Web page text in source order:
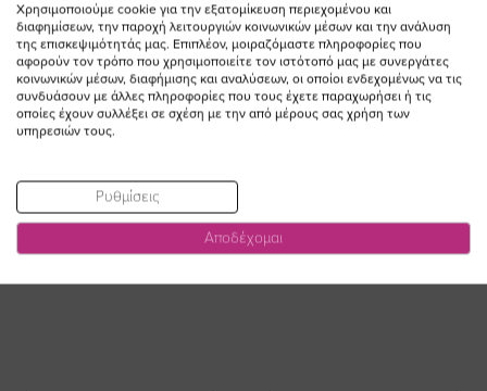
Σουτιέν plunge με μπανέλα σε
μπεζ χρώμα
Bralette με δαντέλα σε χακί χρώμα
Χρησιμοποιούμε cookie για την εξατομίκευση περιεχομένου και
διαφημίσεων, την παροχή λειτουργιών κοινωνικών μέσων και την ανάλυση
της επισκεψιμότητάς μας. Επιπλέον, μοιραζόμαστε πληροφορίες που
αφορούν τον τρόπο που χρησιμοποιείτε τον ιστότοπό μας με συνεργάτες
κοινωνικών μέσων, διαφήμισης και αναλύσεων, οι οποίοι ενδεχομένως να τις
συνδυάσουν με άλλες πληροφορίες που τους έχετε παραχωρήσει ή τις
οποίες έχουν συλλέξει σε σχέση με την από μέρους σας χρήση των
υπηρεσιών τους.
Ρυθμίσεις
Αποδέχομαι